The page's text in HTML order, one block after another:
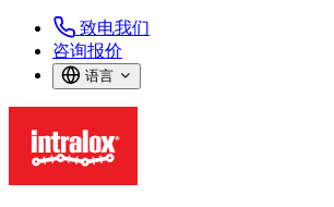
致电我们
咨询报价
语言